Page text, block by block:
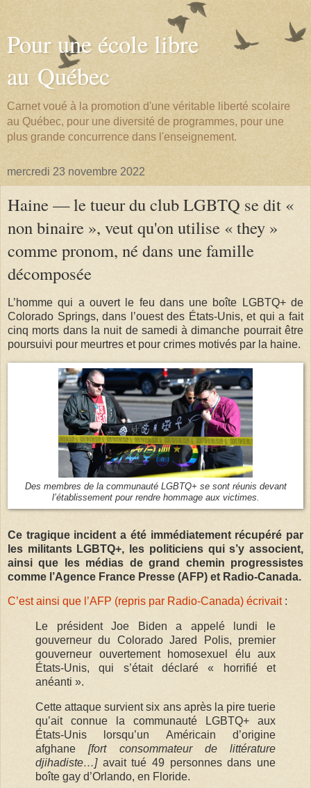
Pour une école libre
au Québec
Carnet voué à la promotion d'une véritable liberté scolaire
au Québec, pour une diversité de programmes, pour une
plus grande concurrence dans l'enseignement.
mercredi 23 novembre 2022
Haine — le tueur du club LGBTQ se dit «
non binaire », veut qu'on utilise « they »
comme pronom, né dans une famille
décomposée
L’homme qui a ouvert le feu dans une boîte LGBTQ+ de
Colorado Springs, dans l’ouest des États-Unis, et qui a fait
cinq morts dans la nuit de samedi à dimanche pourrait être
poursuivi pour meurtres et pour crimes motivés par la haine.
Des membres de la communauté LGBTQ+ se sont réunis devant
l’établissement pour rendre hommage aux victimes.
Ce tragique incident a été immédiatement récupéré par
les militants LGBTQ+, les politiciens qui s’y associent,
ainsi que les médias de grand chemin progressistes
comme l’Agence France Presse (AFP) et Radio-Canada.
C’est ainsi que l’AFP (repris par Radio-Canada) écrivait:
Le président Joe Biden a appelé lundi le
gouverneur du Colorado Jared Polis, premier
gouverneur ouvertement homosexuel élu aux
États-Unis, qui s’était déclaré « horrifié et
anéanti ».
Cette attaque survient six ans après la pire tuerie
qu’ait connue la communauté LGBTQ+ aux
États-Unis lorsqu’un Américain d’origine
afghane[fort consommateur de littérature
djihadiste…]avait tué 49 personnes dans une
boîte gay d’Orlando, en Floride.